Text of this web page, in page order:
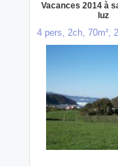
Vacances 2014 à
luz
4 pers, 2ch, 70m²,